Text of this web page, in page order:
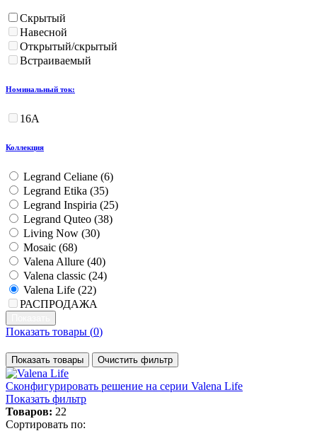
Скрытый
Навесной
Открытый/скрытый
Встраиваемый
Номинальный ток:
16А
Коллекция
Legrand Celiane (6)
Legrand Etika (35)
Legrand Inspiria (25)
Legrand Quteo (38)
Living Now (30)
Mosaic (68)
Valena Allure (40)
Valena classic (24)
Valena Life (22)
РАСПРОДАЖА
Показать товары (0)
Показать товары Очистить фильтр
Сконфигурировать решение на серии Valena Life
Показать фильтр
Товаров: 22
Сортировать по: